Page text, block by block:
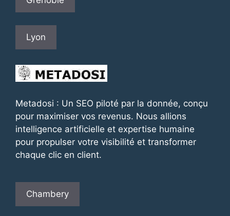
Lyon
Metadosi : Un SEO piloté par la donnée, conçu
pour maximiser vos revenus. Nous allions
intelligence artificielle et expertise humaine
pour propulser votre visibilité et transformer
chaque clic en client.
Chambery